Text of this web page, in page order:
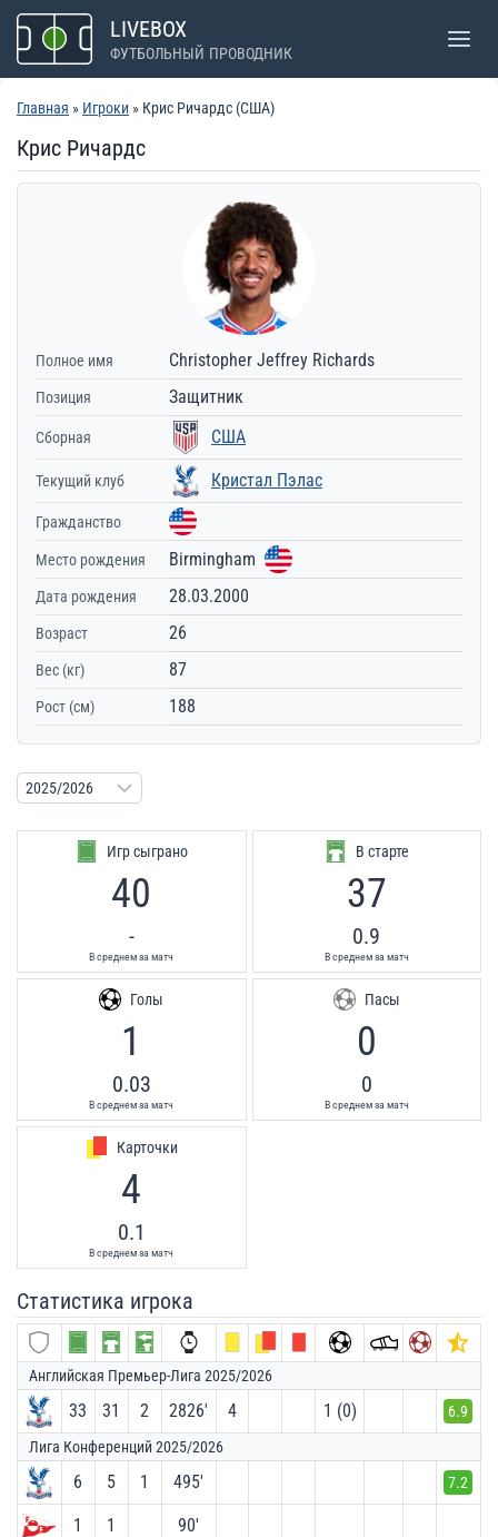
Перейти
содержимому
LIVEBOX
ФУТБОЛЬНЫЙ ПРОВОДНИК
Главная » Игроки » Крис Ричардс (США)
Крис Ричардс
Полное имя Christopher Jeffrey Richards
Позиция Защитник
Сборная США
Текущий клуб Кристал Пэлас
Гражданство
Место рождения Birmingham
Дата рождения 28.03.2000
Возраст 26
Вес (кг) 87
Рост (см) 188
Игр сыграно
40
-
В среднем за матч
В старте
37
0.9
В среднем за матч
Голы
1
0.03
В среднем за матч
Пасы
0
0
В среднем за матч
Карточки
4
0.1
В среднем за матч
Статистика игрока
Английская Премьер-Лига 2025/2026
33 31 2 2826′ 4 1 (0)
6.9
Лига Конференций 2025/2026
6 5 1 495′ 7.2
1 1
90′